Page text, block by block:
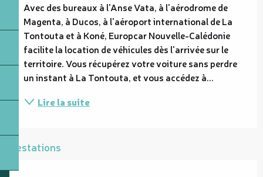
Avec des bureaux à l'Anse Vata, à l'aérodrome de
Magenta, à Ducos, à l'aéroport international de La
Tontouta et à Koné, Europcar Nouvelle-Calédonie
facilite la location de véhicules dès l'arrivée sur le
territoire. Vous récupérez votre voiture sans perdre
un instant à La Tontouta, et vous accédez à...
Lire la suite
Prestations